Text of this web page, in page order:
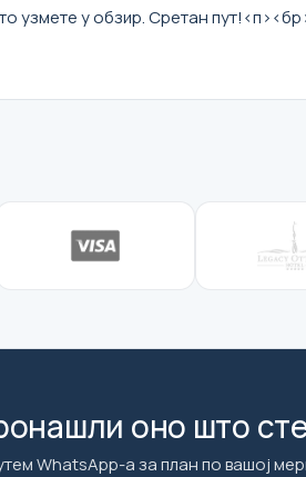
узмете у обзир. Сретан пут!
оно што
WhatsApp-а за план по вашој